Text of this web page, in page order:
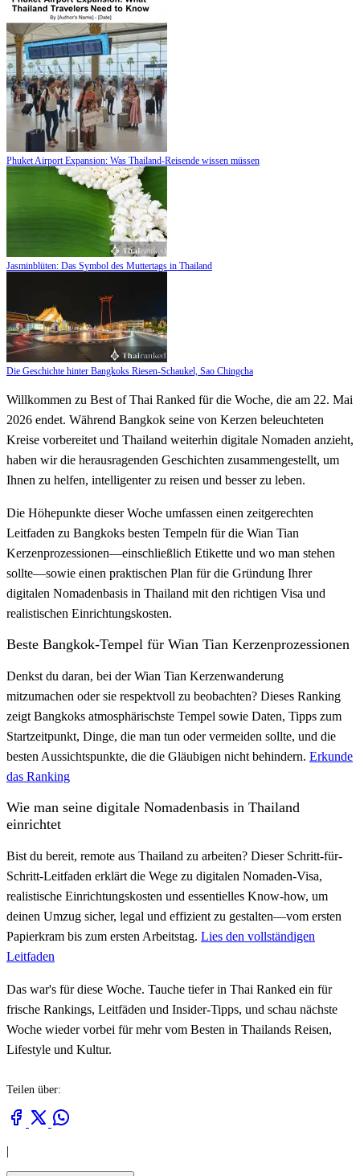
Phuket Airport Expansion: Was Thailand-Reisende wissen müssen
Jasminblüten: Das Symbol des Muttertags in Thailand
Die Geschichte hinter Bangkoks Riesen-Schaukel, Sao Chingcha
Willkommen zu Best of Thai Ranked für die Woche, die am 22. Mai
2026 endet. Während Bangkok seine von Kerzen beleuchteten
Kreise vorbereitet und Thailand weiterhin digitale Nomaden anzieht,
haben wir die herausragenden Geschichten zusammengestellt, um
Ihnen zu helfen, intelligenter zu reisen und besser zu leben.
Die Höhepunkte dieser Woche umfassen einen zeitgerechten
Leitfaden zu Bangkoks besten Tempeln für die Wian Tian
Kerzenprozessionen—einschließlich Etikette und wo man stehen
sollte—sowie einen praktischen Plan für die Gründung Ihrer
digitalen Nomadenbasis in Thailand mit den richtigen Visa und
realistischen Einrichtungskosten.
Beste Bangkok-Tempel für Wian Tian Kerzenprozessionen
Denkst du daran, bei der Wian Tian Kerzenwanderung
mitzumachen oder sie respektvoll zu beobachten? Dieses Ranking
zeigt Bangkoks atmosphärischste Tempel sowie Daten, Tipps zum
Startzeitpunkt, Dinge, die man tun oder vermeiden sollte, und die
besten Aussichtspunkte, die die Gläubigen nicht behindern. Erkunde
das Ranking
Wie man seine digitale Nomadenbasis in Thailand
einrichtet
Bist du bereit, remote aus Thailand zu arbeiten? Dieser Schritt-für-
Schritt-Leitfaden erklärt die Wege zu digitalen Nomaden-Visa,
realistische Einrichtungskosten und essentielles Know-how, um
deinen Umzug sicher, legal und effizient zu gestalten—vom ersten
Papierkram bis zum ersten Arbeitstag. Lies den vollständigen
Leitfaden
Das war's für diese Woche. Tauche tiefer in Thai Ranked ein für
frische Rankings, Leitfäden und Insider-Tipps, und schau nächste
Woche wieder vorbei für mehr vom Besten in Thailands Reisen,
Lifestyle und Kultur.
Teilen über:
|